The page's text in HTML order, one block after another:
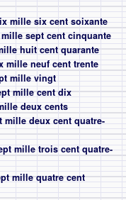
mille six cent soixante
sept cent cinquante
huit cent quarante
mille neuf cent trente
mille vingt
mille cent dix
deux cents
mille deux cent quatre-
mille trois cent quatre-
mille quatre cent